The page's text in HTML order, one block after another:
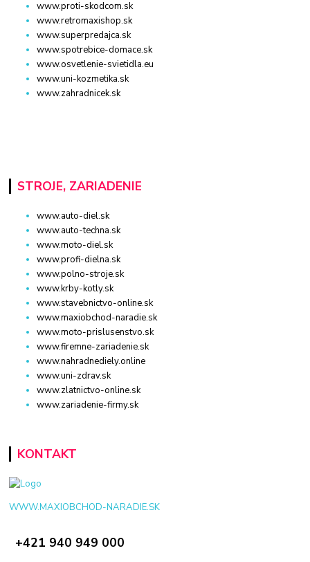
www.proti-skodcom.sk
www.retromaxishop.sk
www.superpredajca.sk
www.spotrebice-domace.sk
www.osvetlenie-svietidla.eu
www.uni-kozmetika.sk
www.zahradnicek.sk
STROJE, ZARIADENIE
www.auto-diel.sk
www.auto-techna.sk
www.moto-diel.sk
www.profi-dielna.sk
www.polno-stroje.sk
www.krby-kotly.sk
www.stavebnictvo-online.sk
www.maxiobchod-naradie.sk
www.moto-prislusenstvo.sk
www.firemne-zariadenie.sk
www.nahradnediely.online
www.uni-zdrav.sk
www.zlatnictvo-online.sk
www.zariadenie-firmy.sk
KONTAKT
WWW.MAXIOBCHOD-NARADIE.SK
+421 940 949 000